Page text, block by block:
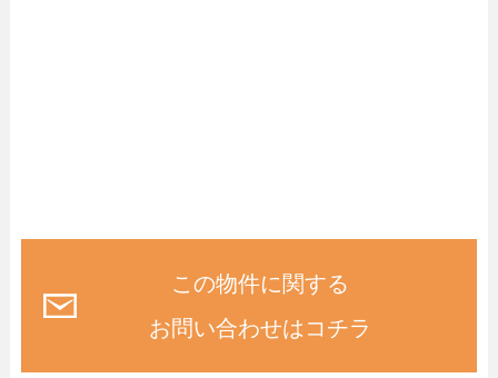
この物件に関する
お問い合わせはコチラ